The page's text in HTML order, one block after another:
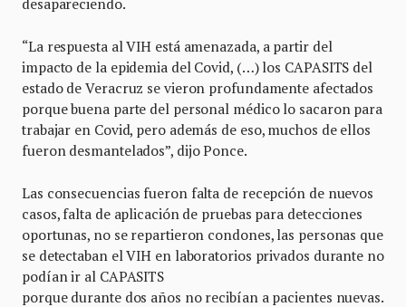
“La respuesta al VIH está amenazada, a partir del
impacto de la epidemia del Covid, (…) los CAPASITS del
estado de Veracruz se vieron profundamente afectados
porque buena parte del personal médico lo sacaron para
trabajar en Covid, pero además de eso, muchos de ellos
fueron desmantelados”, dijo Ponce.
Las consecuencias fueron falta de recepción de nuevos
casos, falta de aplicación de pruebas para detecciones
oportunas, no se repartieron condones, las personas que
se detectaban el VIH en laboratorios privados durante no
podían ir al CAPASITS
porque durante dos años no recibían a pacientes nuevas.